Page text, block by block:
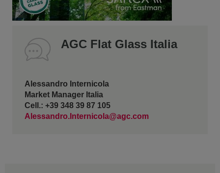
AGC Flat Glass Italia
Alessandro Internicola
Market Manager Italia
Cell.: +39 348 39 87 105
Alessandro.Internicola@agc.com